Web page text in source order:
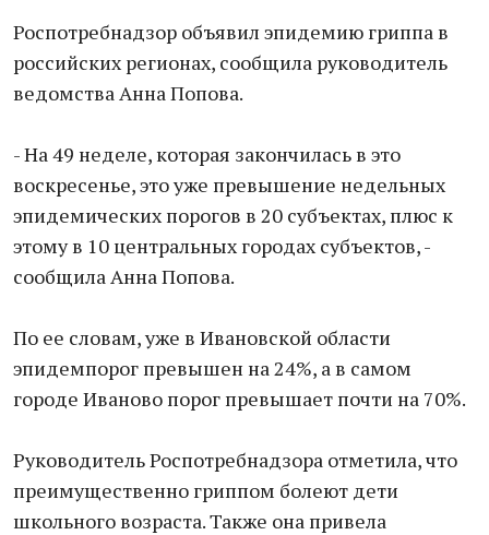
Роспотребнадзор объявил эпидемию гриппа в
российских регионах, сообщила руководитель
ведомства Анна Попова.
- На 49 неделе, которая закончилась в это
воскресенье, это уже превышение недельных
эпидемических порогов в 20 субъектах, плюс к
этому в 10 центральных городах субъектов, -
сообщила Анна Попова.
По ее словам, уже в Ивановской области
эпидемпорог превышен на 24%, а в самом
городе Иваново порог превышает почти на 70%.
Руководитель Роспотребнадзора отметила, что
преимущественно гриппом болеют дети
школьного возраста. Также она привела